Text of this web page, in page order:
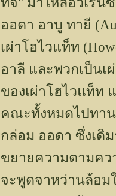
ออดา อาบู ทายี
เผ่าโฮไวแท็ท
อาลี และพวกเป็น
ของเผ่าโฮไวแท็ท
คณะทั้งหมดไปทาน
กล่อม ออดา ซึ่งเดิ
ขยายความตามคว
จะพูดจาหว่านล้อม